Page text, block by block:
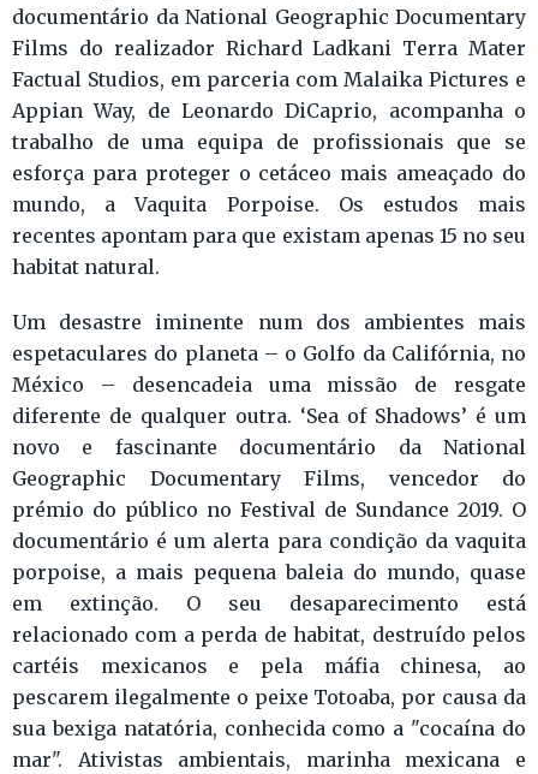
documentário da National Geographic Documentary
Films do realizador Richard Ladkani Terra Mater
Factual Studios, em parceria com Malaika Pictures e
Appian Way, de Leonardo DiCaprio, acompanha o
trabalho de uma equipa de profissionais que se
esforça para proteger o cetáceo mais ameaçado do
mundo, a Vaquita Porpoise. Os estudos mais
recentes apontam para que existam apenas 15 no seu
habitat natural.
Um desastre iminente num dos ambientes mais
espetaculares do planeta – o Golfo da Califórnia, no
México – desencadeia uma missão de resgate
diferente de qualquer outra. ‘Sea of Shadows’ é um
novo e fascinante documentário da National
Geographic Documentary Films, vencedor do
prémio do público no Festival de Sundance 2019. O
documentário é um alerta para condição da vaquita
porpoise, a mais pequena baleia do mundo, quase
em extinção. O seu desaparecimento está
relacionado com a perda de habitat, destruído pelos
cartéis mexicanos e pela máfia chinesa, ao
pescarem ilegalmente o peixe Totoaba, por causa da
sua bexiga natatória, conhecida como a "cocaína do
mar". Ativistas ambientais, marinha mexicana e